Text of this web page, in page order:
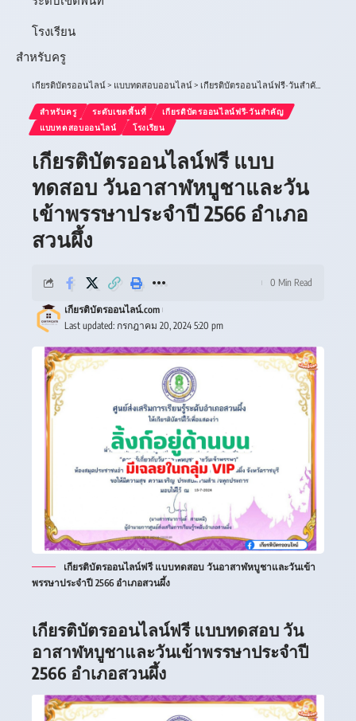
โรงเรียน
สำหรับครู
เกียรติบัตรออนไลน์> แบบทดสอบออนไลน์> เกียรติบัตรออนไลน์ฟรี-วันสำคัญ
สำหรับครู ระดับเขตพื้นที่
เกียรติบัตรออนไลน์ฟรี-วันสำคัญ
แบบทดสอบออนไลน์
โรงเรียน
เกียรติบัตรออนไลน์ฟรี แบบ
ทดสอบ วันอาสาฬหบูชาและวัน
เข้าพรรษาประจำปี 2566 อำเภอ
สวนผึ้ง
Last updated: กรกฎาคม 20, 2024 5:20 pm
เกียรติบัตรออนไลน์.com
0 Min Read
เกียรติบัตรออนไลน์ฟรี แบบทดสอบ วันอาสาฬหบูชาและวันเข้า
พรรษาประจำปี 2566 อำเภอสวนผึ้ง
เกียรติบัตรออนไลน์ฟรี แบบทดสอบ วัน
อาสาฬหบูชาและวันเข้าพรรษาประจำปี
2566 อำเภอสวนผึ้ง